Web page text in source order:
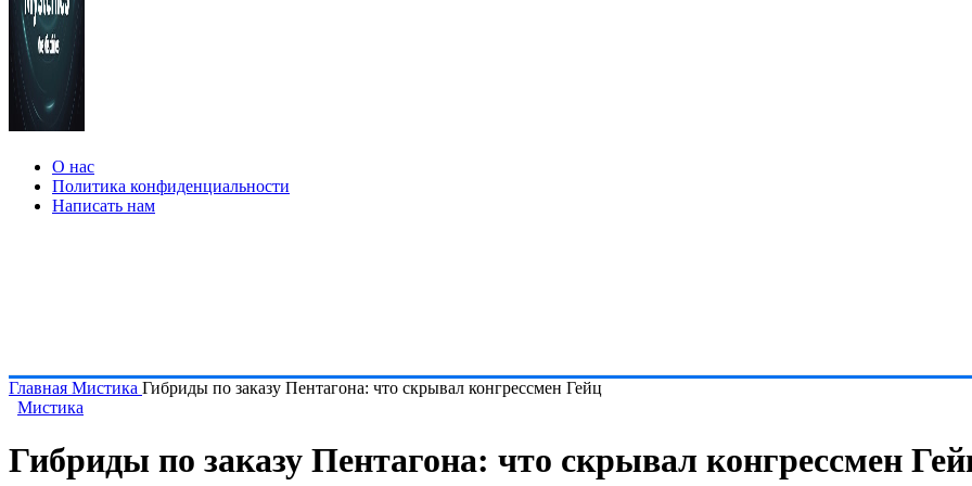
О нас
Политика конфиденциальности
Написать нам
Главная Мистика Гибриды по заказу Пентагона: что скрывал конгрессмен Гейц
Мистика
Гибриды по заказу Пентагона: что скрывал конгрессмен